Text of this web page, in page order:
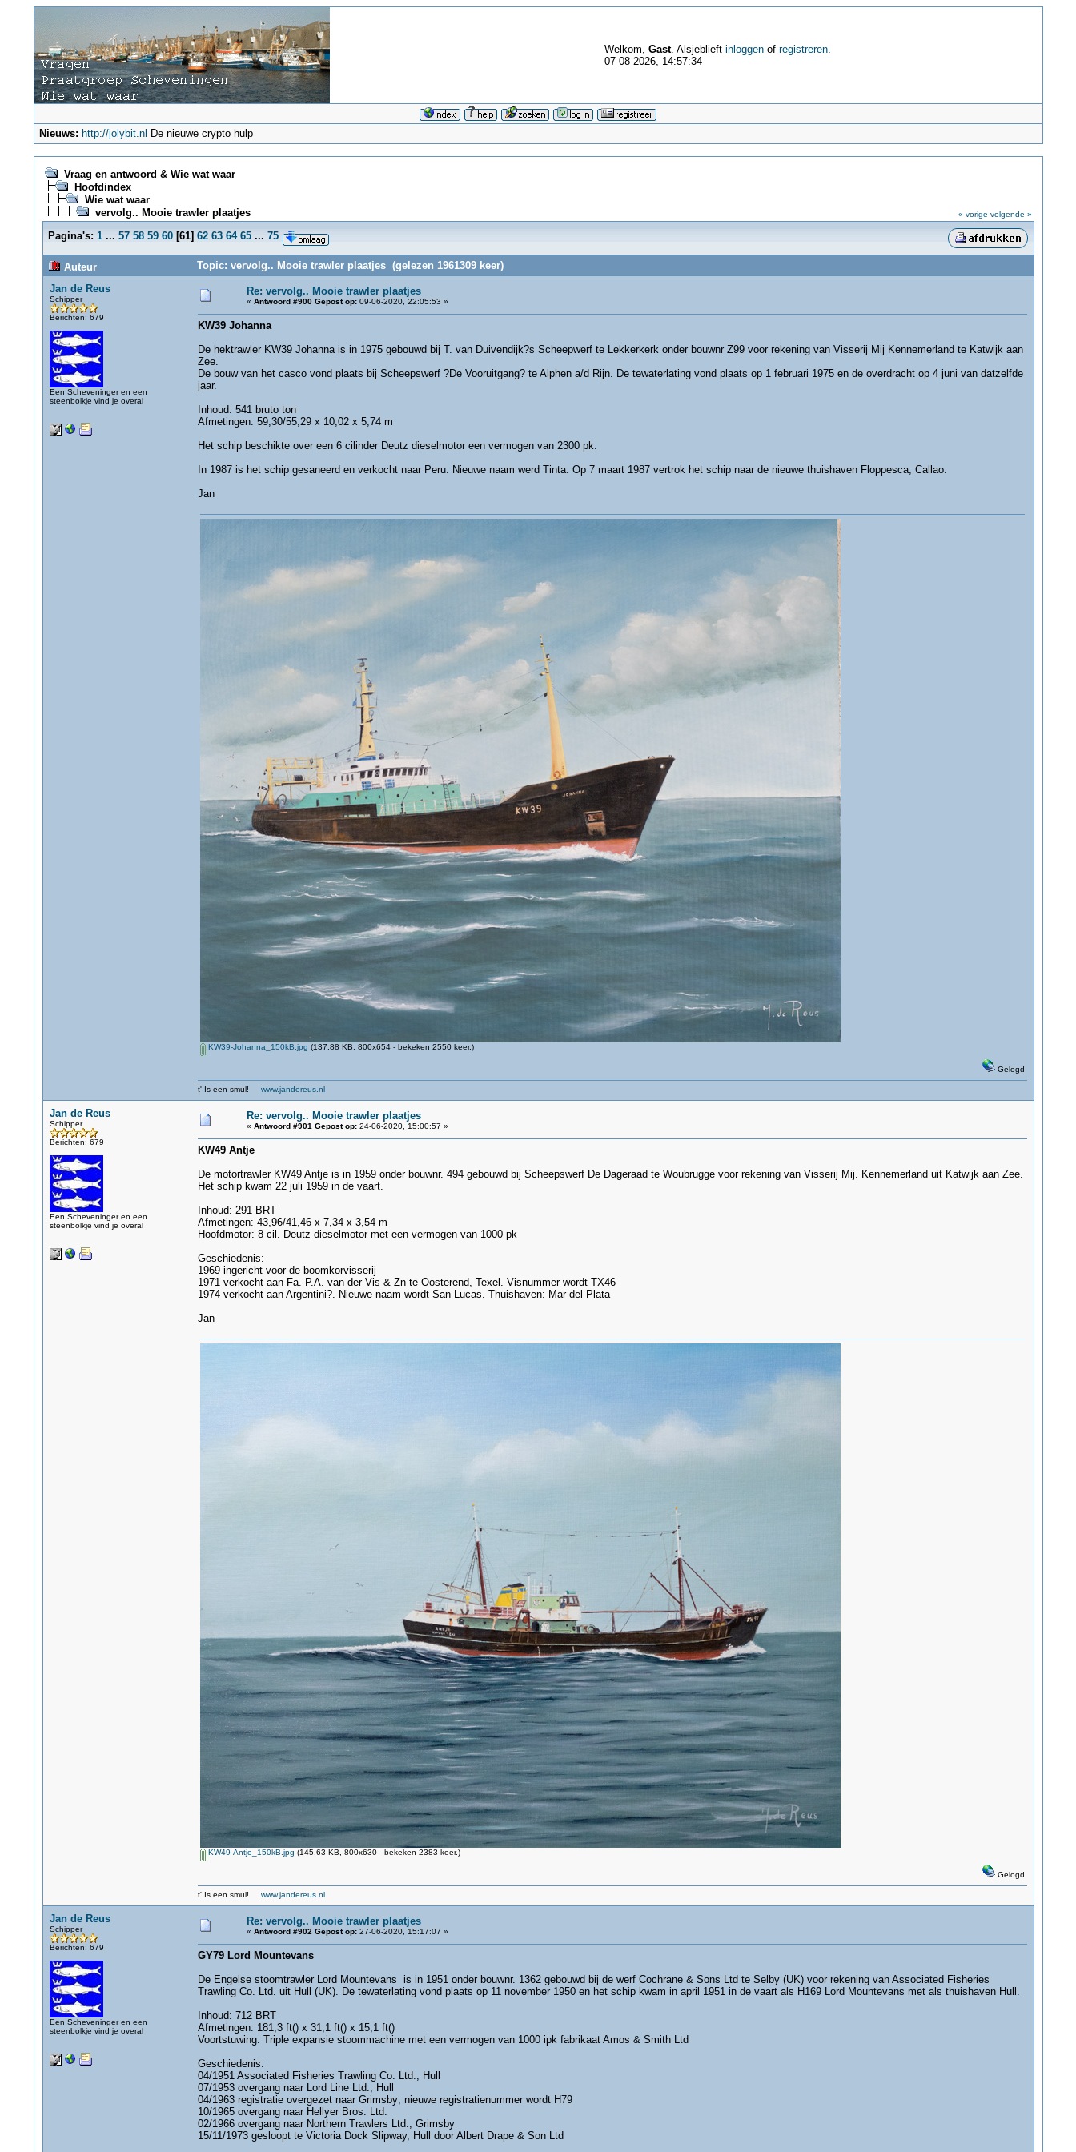
Welkom, Gast. Alsjeblieft inloggenof registreren.
07-08-2026, 14:57:34
Nieuws: http://jolybit.nl De nieuwe crypto hulp
Vraag en antwoord & Wie wat waar
Hoofdindex
Wie wat waar
vervolg.. Mooie trawler plaatjes
« vorige volgende »
Pagina's: 1 ... 57 58 59 60[61] 62 63 64 65 ... 75
Auteur
Topic: vervolg.. Mooie trawler plaatjes (gelezen 1961309 keer)
Jan de Reus
Schipper
Berichten: 679
Een Scheveninger en een
steenbolkje vind je overal
Re: vervolg.. Mooie trawler plaatjes
« Antwoord #900 Gepost op:09-06-2020, 22:05:53 »
KW39 Johanna
De hektrawler KW39 Johanna is in 1975 gebouwd bij T. van Duivendijk?s Scheepwerf te Lekkerkerk onder bouwnr Z99 voor rekening van Visserij Mij Kennemerland te Katwijk aan
Zee.
De bouw van het casco vond plaats bij Scheepswerf ?De Vooruitgang? te Alphen a/d Rijn. De tewaterlating vond plaats op 1 februari 1975 en de overdracht op 4 juni van datzelfde
jaar.
Inhoud: 541 bruto ton
Afmetingen: 59,30/55,29 x 10,02 x 5,74 m
Het schip beschikte over een 6 cilinder Deutz dieselmotor een vermogen van 2300 pk.
In 1987 is het schip gesaneerd en verkocht naar Peru. Nieuwe naam werd Tinta. Op 7 maart 1987 vertrok het schip naar de nieuwe thuishaven Floppesca, Callao.
Jan
KW39-Johanna_150kB.jpg (137.88 KB, 800x654 - bekeken 2550 keer.)
Gelogd
t' Is een smul! www.jandereus.nl
Jan de Reus
Schipper
Berichten: 679
Een Scheveninger en een
steenbolkje vind je overal
Re: vervolg.. Mooie trawler plaatjes
« Antwoord #901 Gepost op:24-06-2020, 15:00:57 »
KW49 Antje
De motortrawler KW49 Antje is in 1959 onder bouwnr. 494 gebouwd bij Scheepswerf De Dageraad te Woubrugge voor rekening van Visserij Mij. Kennemerland uit Katwijk aan Zee.
Het schip kwam 22 juli 1959 in de vaart.
Inhoud: 291 BRT
Afmetingen: 43,96/41,46 x 7,34 x 3,54 m
Hoofdmotor: 8 cil. Deutz dieselmotor met een vermogen van 1000 pk
Geschiedenis:
1969 ingericht voor de boomkorvisserij
1971 verkocht aan Fa. P.A. van der Vis & Zn te Oosterend, Texel. Visnummer wordt TX46
1974 verkocht aan Argentini?. Nieuwe naam wordt San Lucas. Thuishaven: Mar del Plata
Jan
KW49-Antje_150kB.jpg (145.63 KB, 800x630 - bekeken 2383 keer.)
Gelogd
t' Is een smul! www.jandereus.nl
Jan de Reus
Schipper
Berichten: 679
Een Scheveninger en een
steenbolkje vind je overal
Re: vervolg.. Mooie trawler plaatjes
« Antwoord #902 Gepost op:27-06-2020, 15:17:07 »
GY79 Lord Mountevans
De Engelse stoomtrawler Lord Mountevans is in 1951 onder bouwnr. 1362 gebouwd bij de werf Cochrane & Sons Ltd te Selby (UK) voor rekening van Associated Fisheries
Trawling Co. Ltd. uit Hull (UK). De tewaterlating vond plaats op 11 november 1950 en het schip kwam in april 1951 in de vaart als H169 Lord Mountevans met als thuishaven Hull.
Inhoud: 712 BRT
Afmetingen: 181,3 ft() x 31,1 ft() x 15,1 ft()
Voortstuwing: Triple expansie stoommachine met een vermogen van 1000 ipk fabrikaat Amos & Smith Ltd
Geschiedenis:
04/1951 Associated Fisheries Trawling Co. Ltd., Hull
07/1953 overgang naar Lord Line Ltd., Hull
04/1963 registratie overgezet naar Grimsby; nieuwe registratienummer wordt H79
10/1965 overgang naar Hellyer Bros. Ltd.
02/1966 overgang naar Northern Trawlers Ltd., Grimsby
15/11/1973 gesloopt te Victoria Dock Slipway, Hull door Albert Drape & Son Ltd